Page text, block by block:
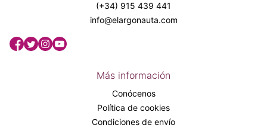
(+34) 915 439 441
info@elargonauta.com
Más información
Conócenos
Política de cookies
Condiciones de envío